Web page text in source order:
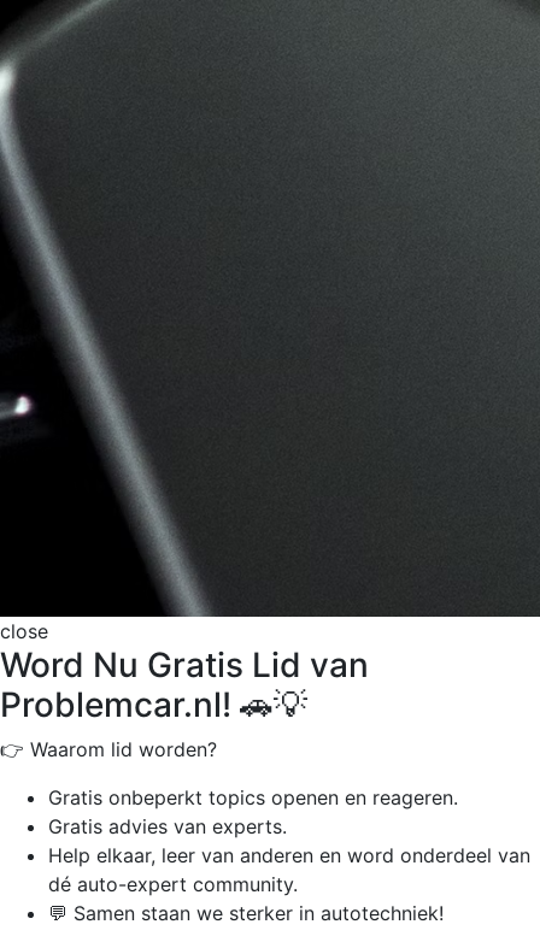
close
Word Nu Gratis Lid van
Problemcar.nl! 🚗💡
👉 Waarom lid worden?
Gratis onbeperkt topics openen en reageren.
Gratis advies van experts.
Help elkaar, leer van anderen en word onderdeel van
dé auto-expert community.
💬 Samen staan we sterker in autotechniek!